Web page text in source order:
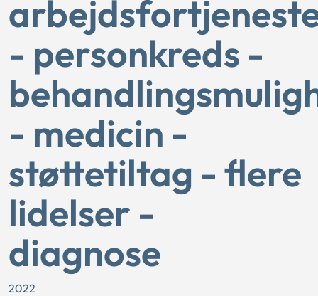
- personkreds -
- medicin -
støttetiltag - flere
lidelser -
diagnose
2022